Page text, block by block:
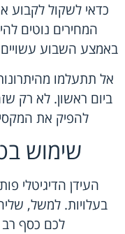
כדאי לשקול לקבוע
המחירים נוטים
באמצע השבוע עשויים
אל תתעלמו
ביום ראשון. לא רק
להפיק את
שימוש
העידן הדיגיטלי
בעלויות. למשל,
לכם כסף רב